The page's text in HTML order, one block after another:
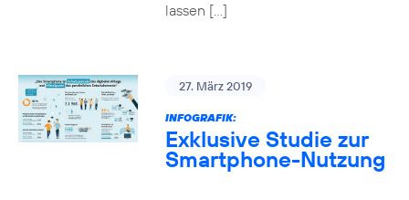
lassen […]
27. März 2019
INFOGRAFIK:
Exklusive Studie zur
Smartphone-Nutzung